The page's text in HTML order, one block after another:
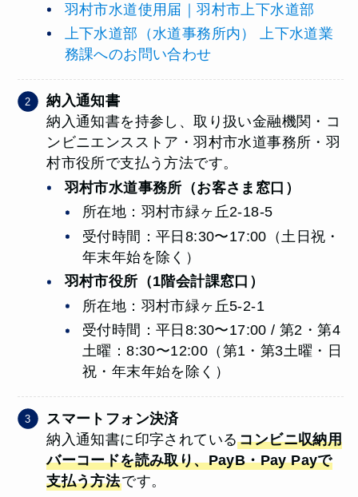
羽村市水道使用届｜羽村市上下水道部
上下水道部（水道事務所内） 上下水道業
務課へのお問い合わせ
納入通知書
納入通知書を持参し、取り扱い金融機関・コ
ンビニエンスストア・羽村市水道事務所・羽
村市役所で支払う方法です。
羽村市水道事務所（お客さま窓口）
所在地：羽村市緑ヶ丘2-18-5
受付時間：平日8:30〜17:00（土日祝・
年末年始を除く）
羽村市役所（1階会計課窓口）
所在地：羽村市緑ヶ丘5-2-1
受付時間：平日8:30〜17:00 / 第2・第4
土曜：8:30〜12:00（第1・第3土曜・日
祝・年末年始を除く）
スマートフォン決済
納入通知書に印字されているコンビニ収納用
バーコードを読み取り、PayB・Pay Payで
支払う方法です。